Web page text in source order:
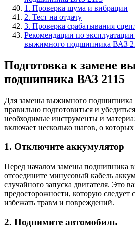
1. Проверка шума и вибрации
2. Тест на отдачу
3. Проверка срабатывания
Рекомендации по
выжимного подшипника ВАЗ
Подготовка к замене
подшипника ВАЗ 2115
Для замены выжимного подшипника
правильно подготовиться и
необходимые инструменты и
включает несколько шагов, о
1. Отключите аккумулятор
Перед началом замены подшипника
отсоедините минусовый кабель
случайного запуска двигателя. Это
предосторожности, которую следует
избежать травм и повреждений.
2. Поднимите автомобиль